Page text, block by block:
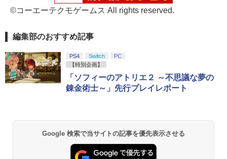
©コーエーテクモゲームス All rights reserved.
編集部のおすすめ記事
PS4 Switch
PC
【特別企画】
「ソフィーのアトリエ２ ～不思議な夢の
錬金術士～」先行プレイレポート
Google 検索で当サイトの記事を優先表示させる